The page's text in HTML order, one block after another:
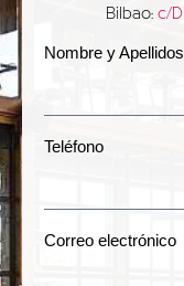
Bilbao: c/
Nombre y Apellidos
Teléfono
Correo electrónico